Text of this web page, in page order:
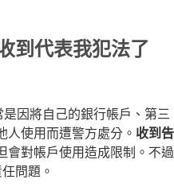
到代表我犯法了
是因將自己的銀行帳戶、第三
人使用而遭警方處分。 收到告
會對帳戶使用造成限制。不過
問題。